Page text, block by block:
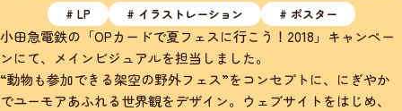
# LP # イラストレーション # ポスター
小田急電鉄の「OPカードで夏フェスに行こう！2018」キャンペー
ンにて、メインビジュアルを担当しました。
“動物も参加できる架空の野外フェス”をコンセプトに、にぎやか
でユーモアあふれる世界観をデザイン。ウェブサイトをはじめ、